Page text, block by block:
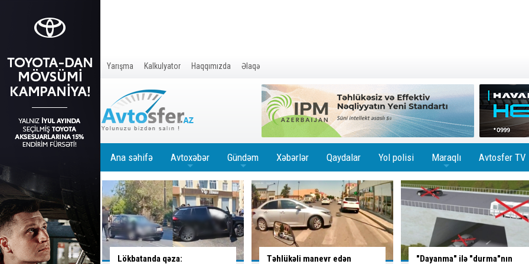
Yarışma Kalkulyator Haqqımızda Əlaqə
Ana səhifə Avtoxəbər Gündəm Xəbərlər Qaydalar Yol polisi Maraqlı Avtosfer TV
qəza:
Təhlükəli manevr edən
"Dayanma" ilə "durma"nın
AğırQƏZA: ölən var